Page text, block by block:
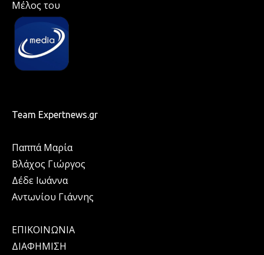
Μέλος του
Team Expertnews.gr
Παππά Μαρία
Βλάχος Γιώργος
Δέδε Ιωάννα
Αντωνίου Γιάννης
ΕΠΙΚΟΙΝΩΝΙΑ
ΔΙΑΦΗΜΙΣΗ